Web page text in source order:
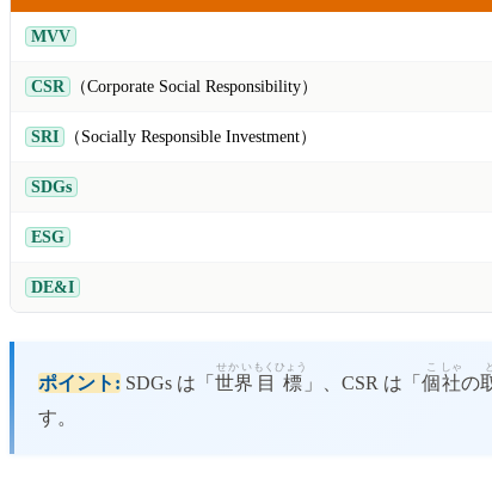
MVV
CSR （Corporate Social Responsibility）
SRI （Socially Responsible Investment）
SDGs
ESG
DE&I
ポイント: SDGs は「 世界
せかい
目標
もくひょう
」、CSR は「 個
こ
社
しゃ
の
と
す。